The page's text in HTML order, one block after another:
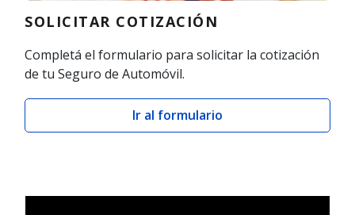
SOLICITAR COTIZACIÓN
Completá el formulario para solicitar la cotización
de tu Seguro de Automóvil.
Ir al formulario